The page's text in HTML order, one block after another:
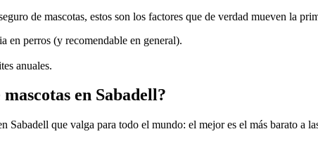
de mascotas, estos son los factores que de verdad mueven la
en perros (y recomendable en general).
anuales.
en Sabadell?
Sabadell que valga para todo el mundo: el mejor es el más barato a